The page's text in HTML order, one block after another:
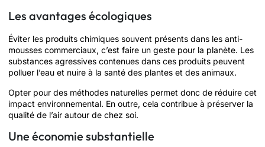
Les avantages écologiques
Éviter les produits chimiques souvent présents dans les anti-
mousses commerciaux, c’est faire un geste pour la planète. Les
substances agressives contenues dans ces produits peuvent
polluer l’eau et nuire à la santé des plantes et des animaux.
Opter pour des méthodes naturelles permet donc de réduire cet
impact environnemental. En outre, cela contribue à préserver la
qualité de l’air autour de chez soi.
Une économie substantielle